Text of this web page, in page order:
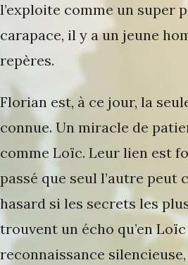
l’exploite comme un super
carapace, il y a un jeune
repères.
Florian est, à ce jour, la
connue. Un miracle de
comme Loïc. Leur lien est
passé que seul l’autre peut
hasard si les secrets les
trouvent un écho qu’en
reconnaissance